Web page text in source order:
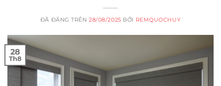
ĐÃ ĐĂNG TRÊN28/08/2025 BỞI REMQUOCHUY
28
Th8